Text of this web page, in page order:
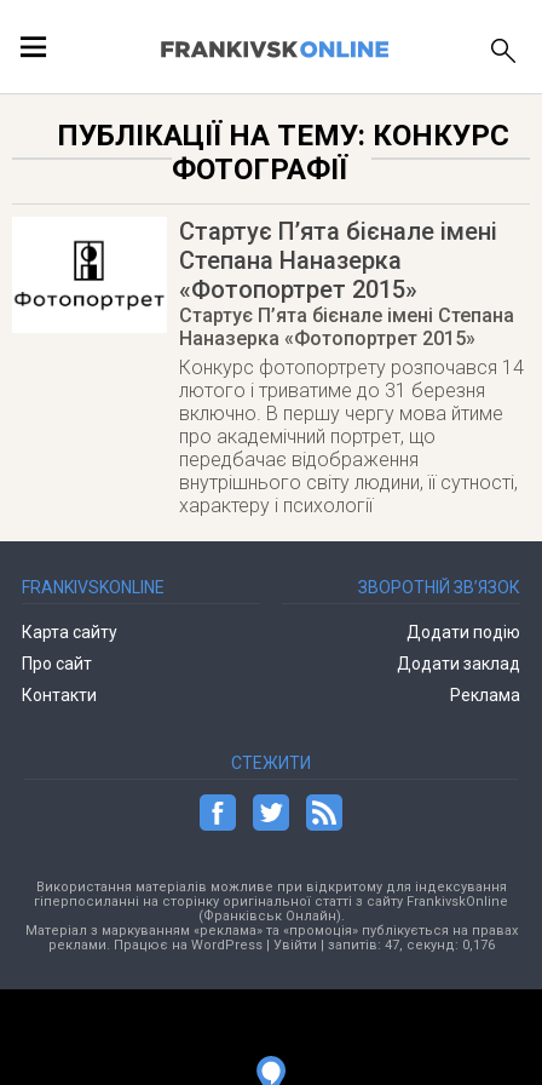
ПУБЛІКАЦІЇ
ПУБЛІКАЦІЇ НА ТЕМУ: КОНКУРС
ФОТОГРАФІЇ
Стартує П’ята бієнале імені
Степана Наназерка
«Фотопортрет 2015»
Стартує П’ята бієнале імені Степана
Наназерка «Фотопортрет 2015»
Конкурс фотопортрету розпочався 14
лютого і триватиме до 31 березня
включно. В першу чергу мова йтиме
про академічний портрет, що
передбачає відображення
внутрішнього світу людини, її сутності,
характеру і психології
FRANKIVSKONLINE
Карта сайту
Про сайт
Контакти
ЗВОРОТНІЙ ЗВ’ЯЗОК
Додати подію
Додати заклад
Реклама
СТЕЖИТИ
Використання матеріалів можливе при відкритому для індексування
гіперпосиланні на сторінку оригінальної статті з сайту FrankivskOnline
(Франківськ Онлайн).
Матеріал з маркуванням «реклама» та «промоція» публікується на правах
реклами. Працює на WordPress| Увійти | запитів: 47, секунд: 0,176